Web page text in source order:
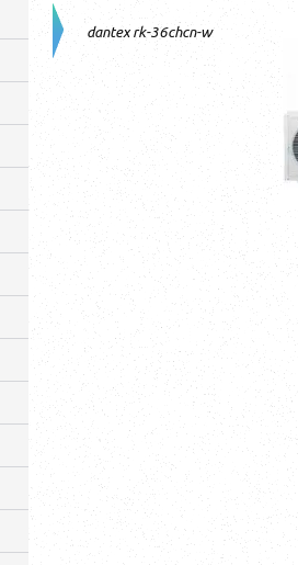
dantex rk-36chcn-w